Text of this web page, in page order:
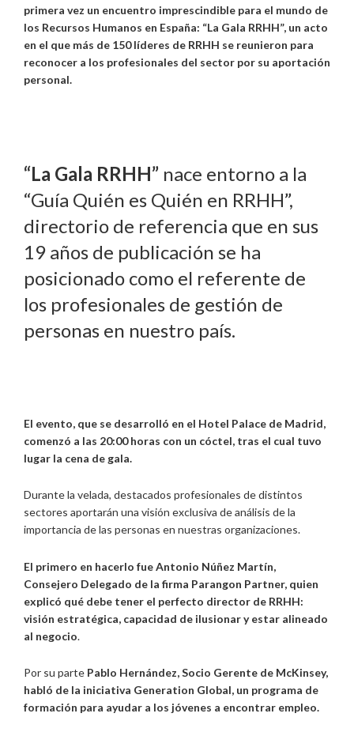
primera vez un encuentro imprescindible para el mundo de
los Recursos Humanos en España: “La Gala RRHH”, un acto
en el que más de 150 líderes de RRHH se reunieron para
reconocer a los profesionales del sector por su aportación
personal.
“La Gala RRHH” nace entorno a la
“Guía Quién es Quién en RRHH”,
directorio de referencia que en sus
19 años de publicación se ha
posicionado como el referente de
los profesionales de gestión de
personas en nuestro país.
El evento, que se desarrolló en el Hotel Palace de Madrid,
comenzó a las 20:00 horas con un cóctel, tras el cual tuvo
lugar la cena de gala.
Durante la velada, destacados profesionales de distintos
sectores aportarán una visión exclusiva de análisis de la
importancia de las personas en nuestras organizaciones.
El primero en hacerlo fue Antonio Núñez Martín,
Consejero Delegado de la firma Parangon Partner, quien
explicó qué debe tener el perfecto director de RRHH:
visión estratégica, capacidad de ilusionar y estar alineado
al negocio.
Por su parte Pablo Hernández, Socio Gerente de McKinsey,
habló de la iniciativa Generation Global, un programa de
formación para ayudar a los jóvenes a encontrar empleo.